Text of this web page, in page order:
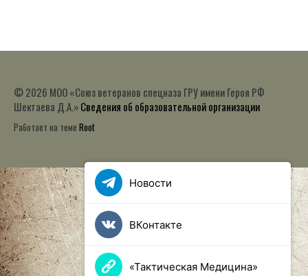
© 2026 МОО «Союз ветеранов спецназа ГРУ имени Героя РФ
Шектаева Д.А.»Сведения об образовательной организации
Работает на теме Root
Новости
ВКонтакте
«Тактическая Медицина»